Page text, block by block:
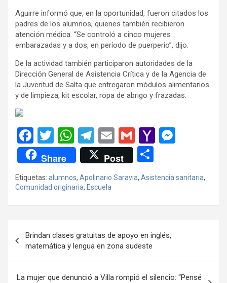
Aguirre informó que, en la oportunidad, fueron citados los
padres de los alumnos, quienes también recibieron
atención médica. “Se controló a cinco mujeres
embarazadas y a dos, en período de puerperio”, dijo.
De la actividad también participaron autoridades de la
Dirección General de Asistencia Crítica y de la Agencia de
la Juventud de Salta que entregaron módulos alimentarios
y de limpieza, kit escolar, ropa de abrigo y frazadas.
F
a
ce
b
o
k
T
wi
tt
er
W
h
at
s
A
p
T
el
e
gr
a
E
m
ail
G
m
ail
Y
o
o
ail
n
g
Share Post
o
m
p
tir
Etiquetas: alumnos, Apolinario Saravia, Asistencia sanitaria,
Comunidad originaria, Escuela
de
entradas
Brindan clases gratuitas de apoyo en inglés,
matemática y lengua en zona sudeste
La mujer que denunció a Villa rompió el silencio: “Pensé